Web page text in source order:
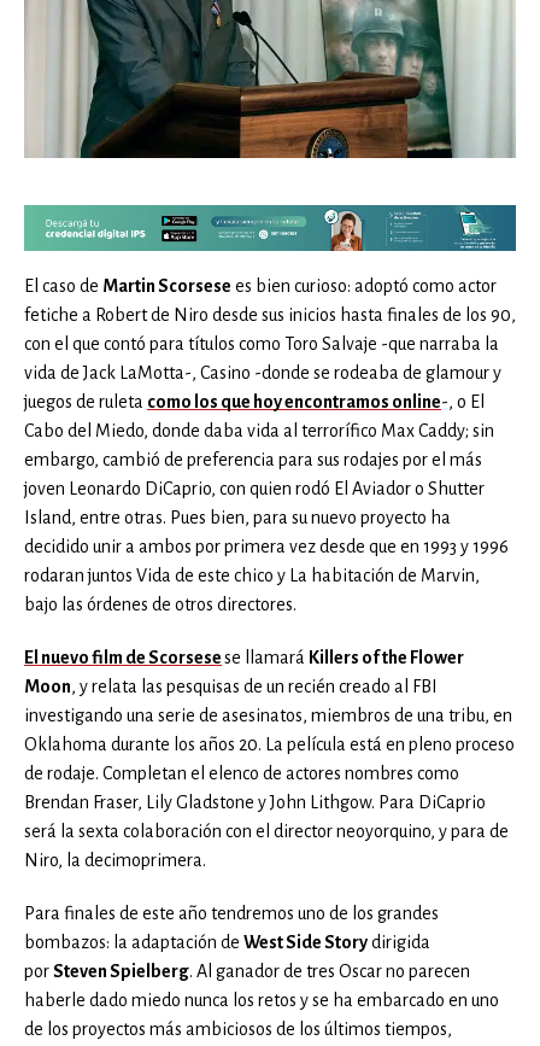
El caso de Martin Scorsese es bien curioso: adoptó como actor
fetiche a Robert de Niro desde sus inicios hasta finales de los 90,
con el que contó para títulos como Toro Salvaje -que narraba la
vida de Jack LaMotta-, Casino -donde se rodeaba de glamour y
juegos de ruleta como los que hoy encontramos online-, o El
Cabo del Miedo, donde daba vida al terrorífico Max Caddy; sin
embargo, cambió de preferencia para sus rodajes por el más
joven Leonardo DiCaprio, con quien rodó El Aviador o Shutter
Island, entre otras. Pues bien, para su nuevo proyecto ha
decidido unir a ambos por primera vez desde que en 1993 y 1996
rodaran juntos Vida de este chico y La habitación de Marvin,
bajo las órdenes de otros directores.
El nuevo film de Scorsesese llamará Killers of the Flower
Moon, y relata las pesquisas de un recién creado al FBI
investigando una serie de asesinatos, miembros de una tribu, en
Oklahoma durante los años 20. La película está en pleno proceso
de rodaje. Completan el elenco de actores nombres como
Brendan Fraser, Lily Gladstone y John Lithgow. Para DiCaprio
será la sexta colaboración con el director neoyorquino, y para de
Niro, la decimoprimera.
Para finales de este año tendremos uno de los grandes
bombazos: la adaptación de West Side Storydirigida
porSteven Spielberg. Al ganador de tres Oscar no parecen
haberle dado miedo nunca los retos y se ha embarcado en uno
de los proyectos más ambiciosos de los últimos tiempos,